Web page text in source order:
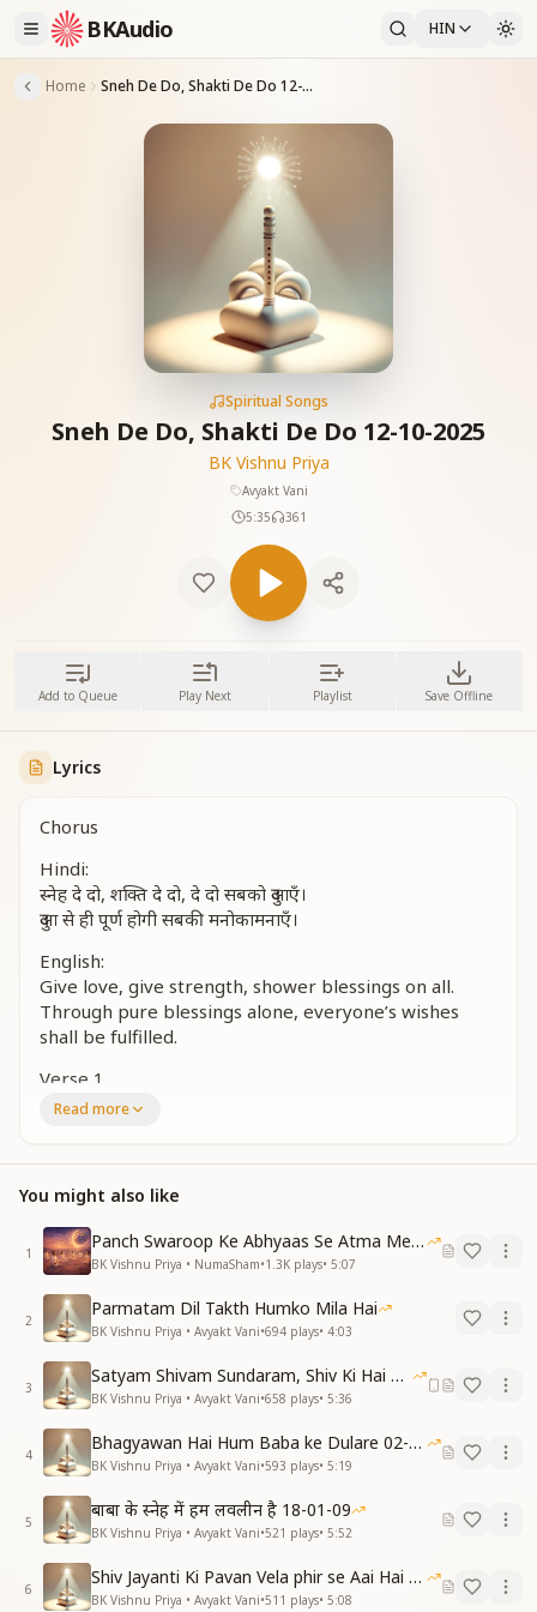
BKAudio HIN
Home Sneh De Do, Shakti De Do 12-10-2025
Spiritual Songs
Sneh De Do, Shakti De Do 12-10-2025
BK Vishnu Priya
Avyakt Vani
5:35
361
Add to Queue Play Next Playlist Save Offline
Lyrics
Chorus
Hindi:
स्नेह दे दो, शक्ति दे दो, दे दो सबको दुआएँ।
दुआ से ही पूर्ण होगी सबकी मनोकामनाएँ।
English:
Give love, give strength, shower blessings on all.
Through pure blessings alone, everyone’s wishes
shall be fulfilled.
Verse 1
Hindi:
अपनी चलन और चेहरे द्वारा हो प्रत्यक्ष योगी जीवन।
वृत्ति से प्रकृति को बनाये पावन।
वृत्ति ही सेवा का श्रेष्ठ है साधन।
वृत्ति में हो शुभ भाव तो दृष्टि-सृष्टि भी बदल जाए।
स्नेह दे दो, शक्ति दे दो, दे दो सबको दुआएँ।
दुआ से ही पूर्ण होगी सबकी मनोकामनाएँ।
English:
Through the service of the mind, let others feel
divine experience,
Through words, share the gift of spiritual wisdom.
Let your conduct and countenance reflect the life of a
true yogi.
Through pure attitude, sanctify the very elements of
nature.
Attitude itself is the highest instrument of service—
When filled with good wishes, even vision and
creation transform.
Read more
You might also like
1
Panch Swaroop Ke Abhyaas Se Atma Mein Shakti
BK Vishnu Priya • NumaSham•1.3K plays• 5:07
2
Parmatam Dil Takth Humko Mila Hai
BK Vishnu Priya • Avyakt Vani•694 plays• 4:03
3
Satyam Shivam Sundaram, Shiv Ki Hai Hum Santan 09-11-2025
BK Vishnu Priya • Avyakt Vani•658 plays• 5:36
4
Bhagyawan Hai Hum Baba ke Dulare 02-03-2025
BK Vishnu Priya • Avyakt Vani•593 plays• 5:19
5
बाबा के स्नेह में हम लवलीन है 18-01-09
BK Vishnu Priya • Avyakt Vani•521 plays• 5:52
6
Shiv Jayanti Ki Pavan Vela phir se Aai Hai 23-02-2025
BK Vishnu Priya • Avyakt Vani•511 plays• 5:08